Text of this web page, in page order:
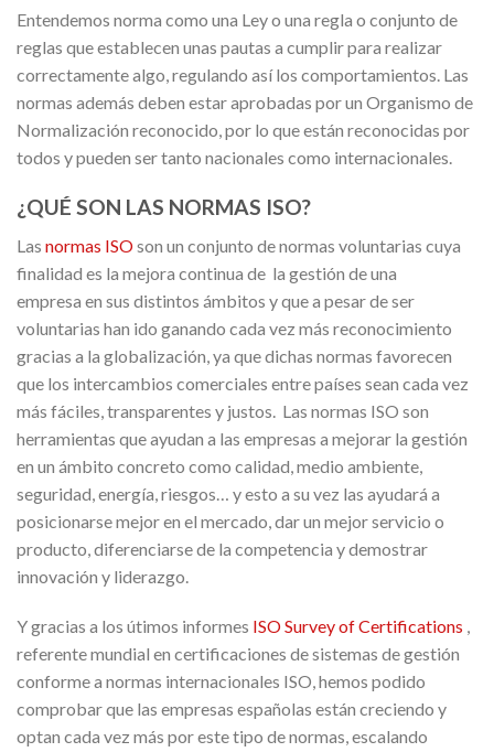
Entendemos norma como una Ley o una regla o conjunto de
reglas que establecen unas pautas a cumplir para realizar
correctamente algo, regulando así los comportamientos. Las
normas además deben estar aprobadas por un Organismo de
Normalización reconocido, por lo que están reconocidas por
todos y pueden ser tanto nacionales como internacionales.
¿QUÉ SON LAS NORMAS ISO?
Las normas ISOson un conjunto de normas voluntarias cuya
finalidad es la mejora continua de la gestión de una
empresa en sus distintos ámbitos y que a pesar de ser
voluntarias han ido ganando cada vez más reconocimiento
gracias a la globalización, ya que dichas normas favorecen
que los intercambios comerciales entre países sean cada vez
más fáciles, transparentes y justos. Las normas ISO son
herramientas que ayudan a las empresas a mejorar la gestión
en un ámbito concreto como calidad, medio ambiente,
seguridad, energía, riesgos… y esto a su vez las ayudará a
posicionarse mejor en el mercado, dar un mejor servicio o
producto, diferenciarse de la competencia y demostrar
innovación y liderazgo.
Y gracias a los útimos informes ISO Survey of Certifications ,
referente mundial en certificaciones de sistemas de gestión
conforme a normas internacionales ISO, hemos podido
comprobar que las empresas españolas están creciendo y
optan cada vez más por este tipo de normas, escalando